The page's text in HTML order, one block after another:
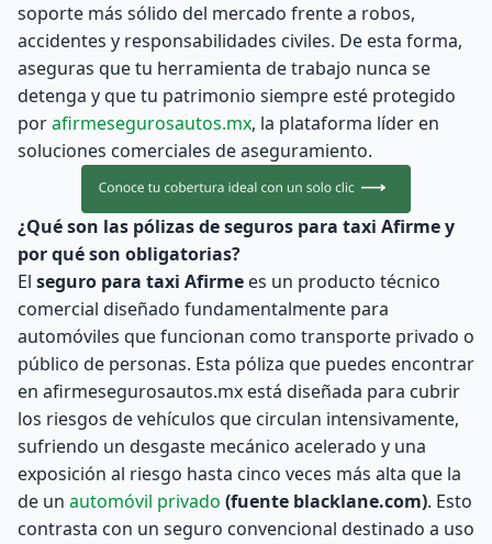
soporte más sólido del mercado frente a robos,
accidentes y responsabilidades civiles. De esta forma,
aseguras que tu herramienta de trabajo nunca se
detenga y que tu patrimonio siempre esté protegido
porafirmesegurosautos.mx, la plataforma líder en
soluciones comerciales de aseguramiento.
¿Qué son las pólizas de seguros para taxi Afirme y
por qué son obligatorias?
El seguro para taxi Afirme es un producto técnico
comercial diseñado fundamentalmente para
automóviles que funcionan como transporte privado o
público de personas. Esta póliza que puedes encontrar
en afirmesegurosautos.mx está diseñada para cubrir
los riesgos de vehículos que circulan intensivamente,
sufriendo un desgaste mecánico acelerado y una
exposición al riesgo hasta cinco veces más alta que la
de un automóvil privado (fuente blacklane.com). Esto
contrasta con un seguro convencional destinado a uso